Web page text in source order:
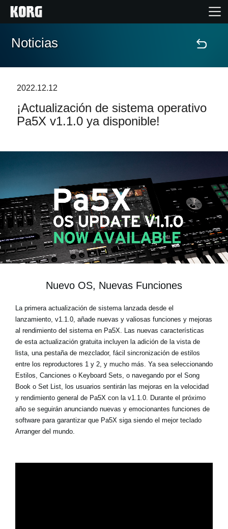
Inicio
Características
Localizador de Tiendas
Noticias
Ubicación
Acerca de KORG
Noticias
2022.12.12
¡Actualización de sistema operativo
Pa5X v1.1.0 ya disponible!
Nuevo OS, Nuevas Funciones
La primera actualización de sistema lanzada desde el
lanzamiento, v1.1.0, añade nuevas y valiosas funciones y mejoras
al rendimiento del sistema en Pa5X. Las nuevas características
de esta actualización gratuita incluyen la adición de la vista de
lista, una pestaña de mezclador, fácil sincronización de estilos
entre los reproductores 1 y 2, y mucho más. Ya sea seleccionando
Estilos, Canciones o Keyboard Sets, o navegando por el Song
Book o Set List, los usuarios sentirán las mejoras en la velocidad
y rendimiento general de Pa5X con la v1.1.0. Durante el próximo
año se seguirán anunciando nuevas y emocionantes funciones de
software para garantizar que Pa5X siga siendo el mejor teclado
Arranger del mundo.